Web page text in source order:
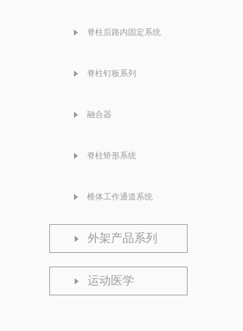
脊柱后路内固定系统
脊柱钉板系列
融合器
脊柱矫形系统
椎体工作通道系统
外架产品系列
运动医学